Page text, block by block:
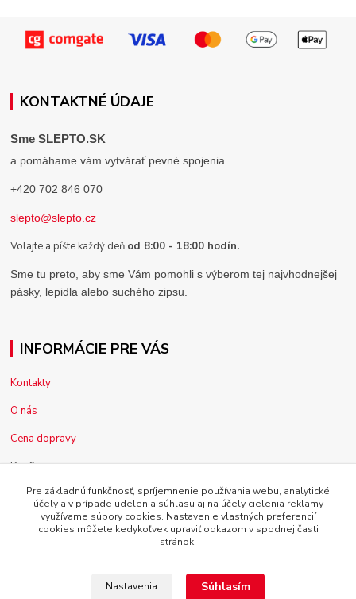
KONTAKTNÉ ÚDAJE
Sme SLEPTO.SK
a pomáhame vám vytvárať pevné spojenia.
+420 702 846 070
slepto@slepto.cz
Volajte a píšte každý deň od 8:00 - 18:00 hodín.
Sme tu preto, aby sme Vám pomohli s výberom tej najvhodnejšej
pásky, lepidla alebo suchého zipsu.
INFORMÁCIE PRE VÁS
Kontakty
O nás
Cena dopravy
Pre firmy
Reklamácia tovaru
Obchodné podmienky
Pre základnú funkčnosť, spríjemnenie používania webu, analytické
účely a v prípade udelenia súhlasu aj na účely cielenia reklamy
využívame súbory cookies. Nastavenie vlastných preferencií
cookies môžete kedykoľvek upraviť odkazom v spodnej časti
stránok.
Nastavenia Súhlasím